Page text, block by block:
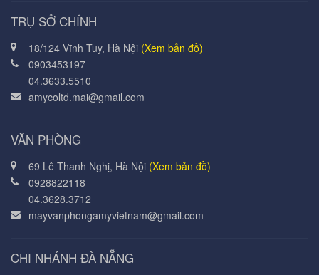
TRỤ SỞ CHÍNH
18/124 Vĩnh Tuy, Hà Nội (Xem bản đồ)
0903453197
04.3633.5510
amycoltd.mai@gmail.com
VĂN PHÒNG
69 Lê Thanh Nghị, Hà Nội (Xem bản đồ)
0928822118
04.3628.3712
mayvanphongamyvietnam@gmail.com
CHI NHÁNH ĐÀ NẴNG